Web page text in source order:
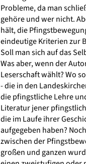
Probleme, da man
gehöre und wer nicht.
hält, die
eindeutige Kriterien zur
Soll man sich auf das
Was aber, wenn der
Leserschaft wählt? Wo
- die in den
die pfingstliche Lehre
Literatur jener
die im Laufe ihrer
aufgegeben haben?
zwischen der
großen und ganzen